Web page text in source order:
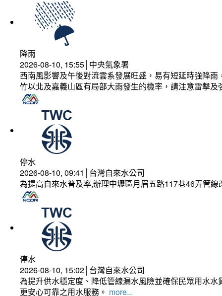
降雨
2026-08-10, 15:55│中央氣象署
西南風影響及午後對流雲系發展旺盛，易有短延時強降
竹以北及嘉義山區有局部大雨發生的機率，請注意雷擊
停水
2026-08-10, 09:41│台灣自來水公司
為提高自來水普及率,辦理中壢區月眉五路117巷46弄管
停水
2026-08-10, 15:02│台灣自來水公司
為提升供水穩定度、降低管線漏水風險並確保民眾用水
更安心可靠之用水服務。 more...